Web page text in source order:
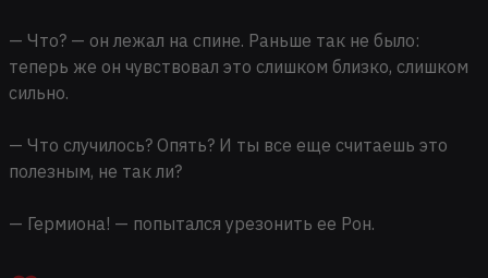
— Что? — он лежал на спине. Раньше так не было:
теперь же он чувствовал это слишком близко, слишком
сильно.
— Что случилось? Опять? И ты все еще считаешь это
полезным, не так ли?
— Гермиона! — попытался урезонить ее Рон.